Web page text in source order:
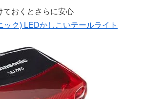
ておくとさらに安心
ック) LEDかしこいテールライト